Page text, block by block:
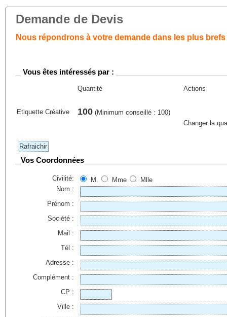
Demande de Devis
Nous répondrons à votre demande dans les plus brefs
Vous êtes intéressés par :
Quantité Actions
Etiquette Créative 100 (Minimum conseillé : 100)
Changer la
Vos Coordonnées
Civilité: M. Mme
Mlle
Nom :
Prénom :
Société :
Mail :
Tél :
Adresse :
Complément :
CP :
Ville :